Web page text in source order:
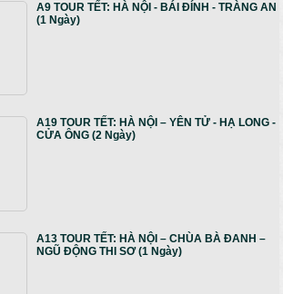
A9 TOUR TẾT: HÀ NỘI - BÁI ĐÍNH - TRÀNG AN
(1 Ngày)
A19 TOUR TẾT: HÀ NỘI – YÊN TỬ - HẠ LONG -
CỬA ÔNG (2 Ngày)
A13 TOUR TẾT: HÀ NỘI – CHÙA BÀ ĐANH –
NGŨ ĐỘNG THI SƠ (1 Ngày)